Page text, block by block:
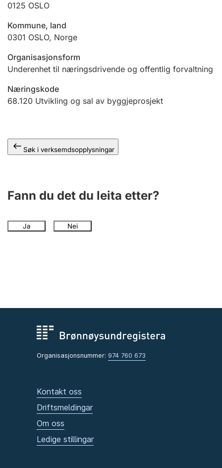
0125 OSLO
Kommune, land
0301 OSLO, Norge
Organisasjonsform
Underenhet til næringsdrivende og offentlig forvaltning
Næringskode
68.120 Utvikling og sal av byggjeprosjekt
Søk i verksemdsopplysningar
Fann du det du leita etter?
Ja Nei
Organisasjonsnummer: 974 760 673
Kontakt oss
Driftsmeldingar
Om oss
Ledige stillingar